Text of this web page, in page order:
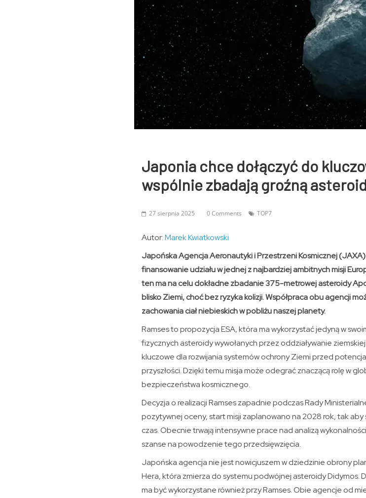
Japonia chce dołączyć do
wspólnie zbadają groźną
27 sierpnia 2025 0 Comments TOP7
Autor:Marek Kwiatkowski
Japońska Agencja Aeronautyki i Przestrzeni Kosmicznej
finansowanie udziału w jednej z najbardziej ambitnych misji
ten ma na celu dokładne zbadanie 375-metrowej asteroidy
blisko Ziemi, choć bez ryzyka kolizji. Współpraca obu agencji
zachowania ciał niebieskich w pobliżu naszej planety.
Ramses to propozycja ESA, która ma wykorzystać jedyną w
fizycznych asteroidy wywołanych przez oddziaływanie
kluczowe dla rozwijania systemów ochrony Ziemi przed
przyszłości. Dzięki temu misja może odegrać znaczącą rolę w
bezpieczeństwa kosmicznego.
Decyzja o realizacji Ramses zapadnie podczas Rady
pozytywnej oceny, start misji zaplanowano na 2028 rok, tak
czas. Obecnie trwają intensywne prace nad analizą
szanse na powodzenie tego przedsięwzięcia.
Japońska agencja nie jest nowicjuszem w dziedzinie obrony
Hera, która zmierza do systemu podwójnej asteroidy Didymos.
ma być wykorzystane również przy Ramses. Obie agencje od